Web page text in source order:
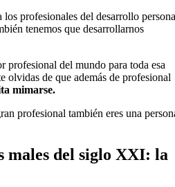
los profesionales del desarrollo
tenemos que desarrollarnos
profesional del mundo para toda esa
olvidas de que además de profesional
mimarse.
profesional también eres una
males del siglo XXI: la